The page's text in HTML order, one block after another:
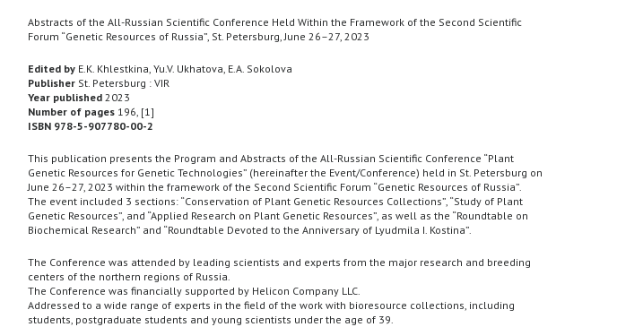
Abstracts of the All-Russian Scientific Conference Held Within the Framework of the Second Scientific
Forum “Genetic Resources of Russia”, St. Petersburg, June 26–27, 2023
Edited by E.K. Khlestkina, Yu.V. Ukhatova, E.A. Sokolova
Publisher St. Petersburg : VIR
Year published 2023
Number of pages 196, [1]
ISBN 978-5-907780-00-2
This publication presents the Program and Abstracts of the All-Russian Scientific Conference “Plant
Genetic Resources for Genetic Technologies” (hereinafter the Event/Conference) held in St. Petersburg on
June 26–27, 2023 within the framework of the Second Scientific Forum “Genetic Resources of Russia”.
The event included 3 sections: “Conservation of Plant Genetic Resources Collections”, “Study of Plant
Genetic Resources”, and “Applied Research on Plant Genetic Resources”, as well as the “Roundtable on
Biochemical Research” and “Roundtable Devoted to the Anniversary of Lyudmila I. Kostina”.
The Conference was attended by leading scientists and experts from the major research and breeding
centers of the northern regions of Russia.
The Conference was financially supported by Helicon Company LLC.
Addressed to a wide range of experts in the field of the work with bioresource collections, including
students, postgraduate students and young scientists under the age of 39.